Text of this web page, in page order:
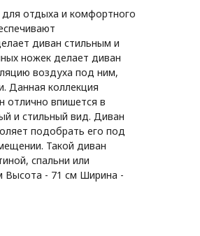
отдыха и комфортного
диван стильным и
ножек делает диван
воздуха под ним,
Данная коллекция
отлично впишется в
и стильный вид. Диван
подобрать его под
Такой диван
спальни или
Высота - 71 см Ширина -